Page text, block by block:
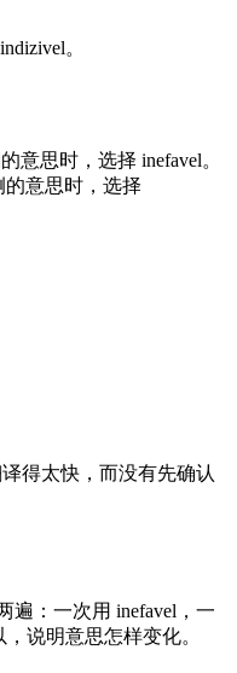
。
意思时，选择 inefavel。
意思时，选择
得太快，而没有先确认
遍：一次用 inefavel，一
说明意思怎样变化。